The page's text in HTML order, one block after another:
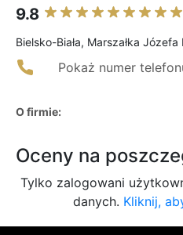
9.8
Bielsko-Biała, Marszałka Józefa
Pokaż numer
O firmie:
Oceny na
Tylko zalogowani
danych. Kliknij,